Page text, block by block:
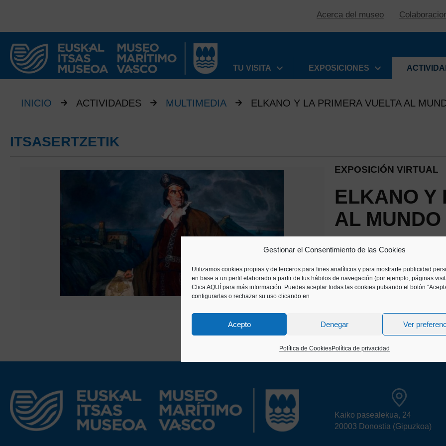
Gestionar el Consentimiento de las Cookies
Utilizamos cookies propias y de terceros para fines analíticos y para mostrarte publicidad
en base a un perfil elaborado a partir de tus hábitos de navegación (por ejemplo, páginas
Clica AQUÍ para más información. Puedes aceptar todas las cookies pulsando el botón
configurarlas o rechazar su uso clicando en
Acepto Denegar Ver
Política de CookiesPolítica de privacidad
Acerca del museo
TU VISITA
EXPOSICIONES
INICIO ACTIVIDADES MULTIMEDIA ELKANO Y LA PRIMERA VUELTA AL
ITSASERTZETIK
EXPOSICIÓN VIRTUAL
ELKANO Y
AL MUNDO
Exposición virtual para
vuelta al mundo.
ACCEDER
Kaiko pasealekua, 24
20003 Donostia (Gipuzkoa)